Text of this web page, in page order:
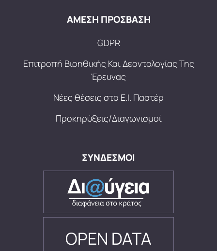
ΑΜΕΣΗ ΠΡΟΣΒΑΣΗ
GDPR
Επιτροπή Βιοηθικής Και Δεοντολογίας Της
Έρευνας
Νέες θέσεις στο Ε.Ι. Παστέρ
Προκηρύξεις/Διαγωνισμοί
ΣΥΝΔΕΣΜΟΙ
OPEN DATA